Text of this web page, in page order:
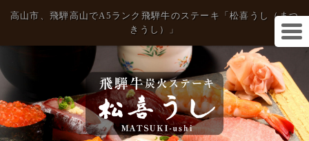
高山市、飛騨高山でA5ランク飛騨牛のステーキ「松喜うし（まつ
きうし）」